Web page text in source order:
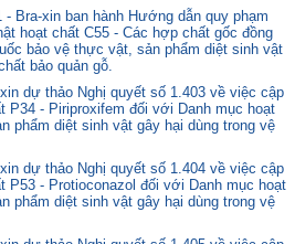
Bra-xin ban hành Hướng dẫn quy phạm
hoạt chất C55 - Các hợp chất gốc đồng
bảo vệ thực vật, sản phẩm diệt sinh vật
bảo quản gỗ.
dự thảo Nghị quyết số 1.403 về việc cập
P34 - Piriproxifem đối với Danh mục hoạt
phẩm diệt sinh vật gây hại dùng trong vệ
dự thảo Nghị quyết số 1.404 về việc cập
P53 - Protioconazol đối với Danh mục hoạt
phẩm diệt sinh vật gây hại dùng trong vệ